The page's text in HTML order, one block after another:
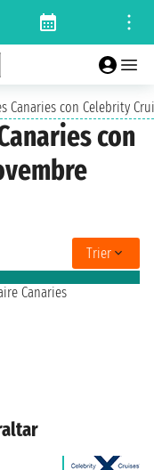
Canaries con Celebrity
con
Trier